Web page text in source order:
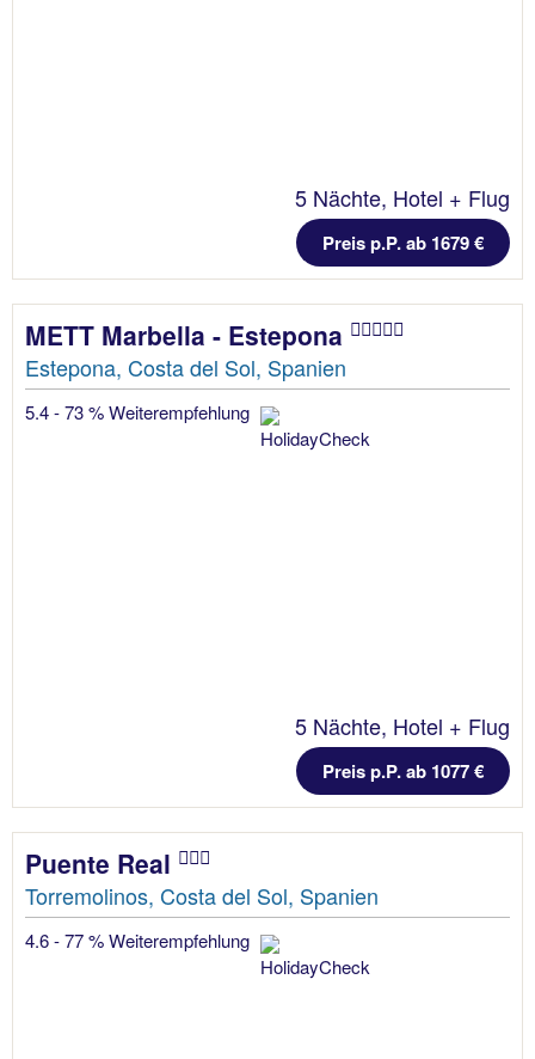
5 Nächte, Hotel + Flug
Preis p.P. ab 1679 €
METT Marbella - Estepona
Estepona, Costa del Sol, Spanien
5.4 - 73 % Weiterempfehlung
5 Nächte, Hotel + Flug
Preis p.P. ab 1077 €
Puente Real
Torremolinos, Costa del Sol, Spanien
4.6 - 77 % Weiterempfehlung